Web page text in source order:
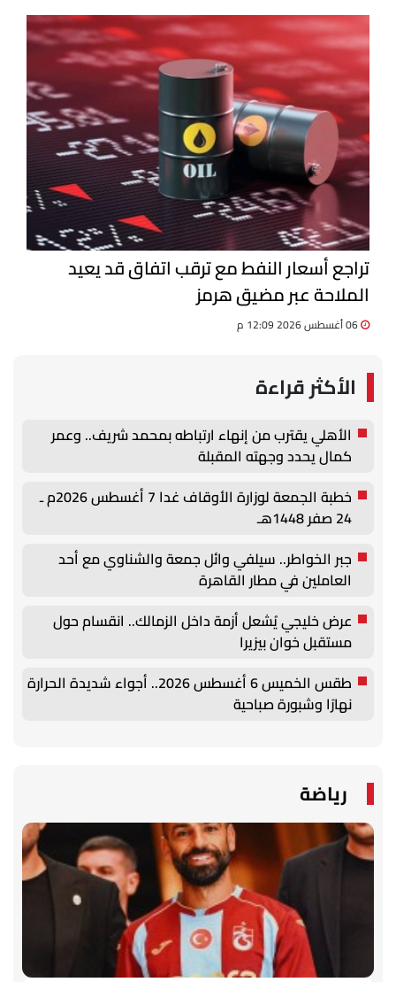
بجامعة دمنهور
تراجع أسعار النفط مع ترقب اتفاق قد يعيد
الملاحة عبر مضيق هرمز
الأكثر قراءة
الأهلي يقترب من إنهاء ارتباطه بمحمد شريف.. وعمر
كمال يحدد وجهته المقبلة
خطبة الجمعة لوزارة الأوقاف غدا 7 أغسطس 2026م ـ
24 صفر 1448هـ
جبر الخواطر.. سيلفي وائل جمعة والشناوي مع أحد
العاملين في مطار القاهرة
عرض خليجي يُشعل أزمة داخل الزمالك.. انقسام حول
مستقبل خوان بيزيرا
طقس الخميس 6 أغسطس 2026.. أجواء شديدة الحرارة
نهارًا وشبورة صباحية
رياضة